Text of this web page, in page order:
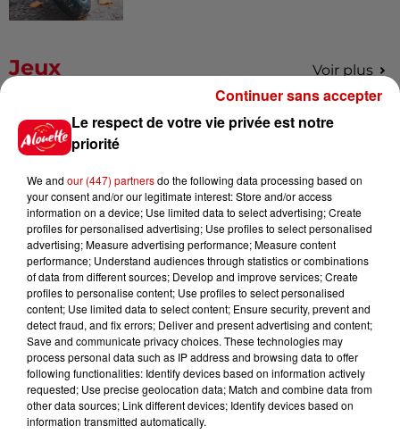
Jeux Voir plus
Gagnez vos places pour le
festival Marché Gourmand 2026
Le Duel - Gagnez vos entrées
pour l'un des zoos de nos
régions !
Destination Vacances - Gagnez
votre séjour en famille au cœur
de la...
Le respect de votre vie privée est notre
priorité
We and our (447) partnersdo the following data processing based on
your consent and/or our legitimate interest: Store and/or access
information on a device; Use limited data to select advertising; Create
profiles for personalised advertising; Use profiles to select personalised
advertising; Measure advertising performance; Measure content
performance; Understand audiences through statistics or combinations
of data from different sources; Develop and improve services; Create
profiles to personalise content; Use profiles to select personalised
content; Use limited data to select content; Ensure security, prevent and
detect fraud, and fix errors; Deliver and present advertising and content;
Save and communicate privacy choices. These technologies may
process personal data such as IP address and browsing data to offer
following functionalities: Identify devices based on information actively
requested; Use precise geolocation data; Match and combine data from
other data sources; Link different devices; Identify devices based on
information transmitted automatically.
Continuer sans accepter